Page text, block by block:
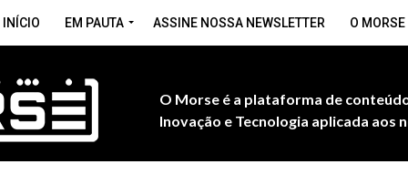
INÍCIO EM PAUTA ASSINE NOSSA NEWSLETTER O MORSE
O Morse é a plataforma de
Inovação e Tecnologia aplicada aos